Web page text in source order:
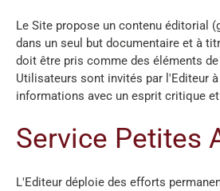
Le Site propose un contenu éditorial
dans un seul but documentaire et à
doit être pris comme des éléments
Utilisateurs sont invités par l'Editeur
informations avec un esprit critique
Service Petites
L'Editeur déploie des efforts